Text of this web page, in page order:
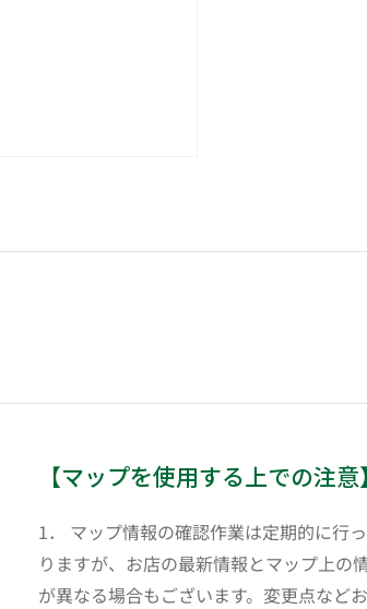
【マップを使用する上での注意】
1． マップ情報の確認作業は定期的に行
りますが、お店の最新情報とマップ上の
が異なる場合もございます。変更点など